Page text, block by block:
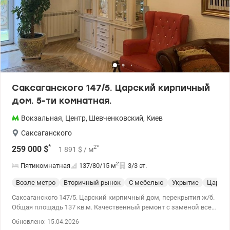
Саксаганского 147/5. Царский кирпичный
дом. 5-ти комнатная.
Вокзальная, Центр, Шевченковский, Киев
Саксаганского
259 000 $* 1 891 $ / м2*
Пятикомнатная 137/80/15 м2 3/3 эт.
Возле метро Вторичный рынок С мебелью Укрытие
Саксаганского 147/5. Царский кирпичный дом, перекрытия ж/б.
Общая площадь 137 кв.м. Качественный ремонт с заменой всех
Обновлено: 15.04.2026